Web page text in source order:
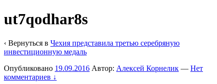
ut7qodhar8s
‹ Вернуться в Чехия представила третью серебряную
инвестиционную медаль
Опубликовано 19.09.2016 Автор: Алексей Корнелик — Нет
комментариев ↓